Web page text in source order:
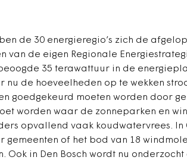
de 30 energieregio’s zich de
van de eigen Regionale
35 terawattuur in de
nu de hoeveelheden op te wekken
goedgekeurd moeten worden door
worden waar de zonneparken en
opvallend vaak koudwatervrees. In
gemeenten of het bod van 18
Ook in Den Bosch wordt nu